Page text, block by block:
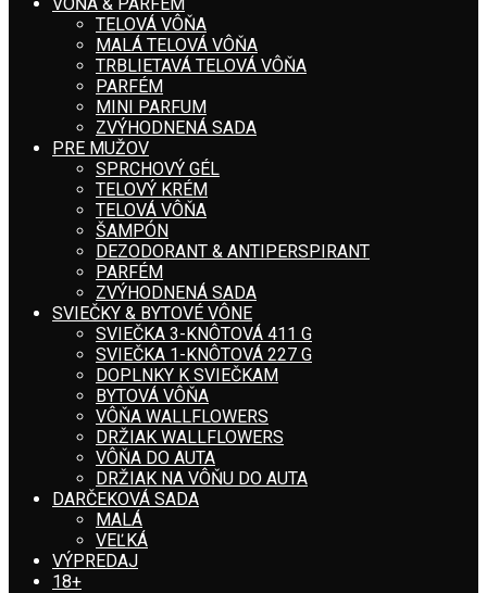
TELOVÁ VÔŇA
MALÁ TELOVÁ VÔŇA
TRBLIETAVÁ TELOVÁ VÔŇA
PARFÉM
MINI PARFUM
ZVÝHODNENÁ SADA
PRE MUŽOV
SPRCHOVÝ GÉL
TELOVÝ KRÉM
TELOVÁ VÔŇA
ŠAMPÓN
DEZODORANT & ANTIPERSPIRANT
PARFÉM
ZVÝHODNENÁ SADA
SVIEČKY & BYTOVÉ VÔNE
SVIEČKA 3-KNÔTOVÁ 411 G
SVIEČKA 1-KNÔTOVÁ 227 G
DOPLNKY K SVIEČKAM
BYTOVÁ VÔŇA
VÔŇA WALLFLOWERS
DRŽIAK WALLFLOWERS
VÔŇA DO AUTA
DRŽIAK NA VÔŇU DO AUTA
DARČEKOVÁ SADA
MALÁ
VEĽKÁ
VÝPREDAJ
18+